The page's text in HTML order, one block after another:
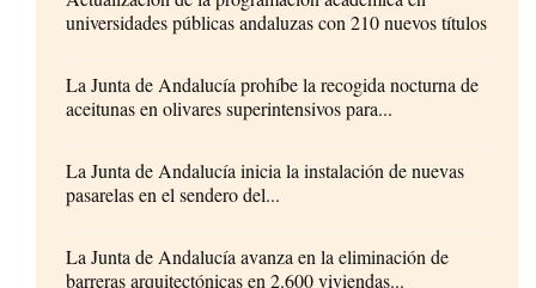
universidades públicas andaluzas con 210 nuevos títulos
La Junta de Andalucía prohíbe la recogida nocturna de
aceitunas en olivares superintensivos para...
La Junta de Andalucía inicia la instalación de nuevas
pasarelas en el sendero del...
La Junta de Andalucía avanza en la eliminación de
barreras arquitectónicas en 2.600 viviendas...